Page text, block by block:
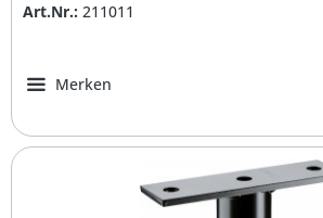
Art.Nr.: 211011
Merken